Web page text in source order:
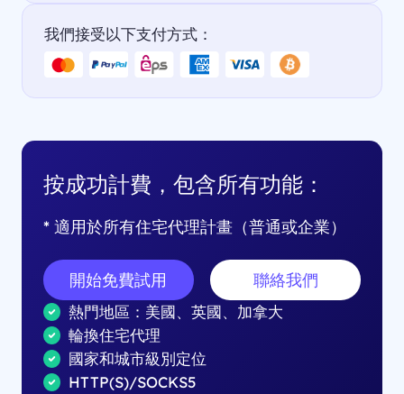
我們接受以下支付方式：
按成功計費，包含所有功能：
* 適用於所有住宅代理計畫（普通或企業）
開始免費試用 聯絡我們
熱門地區：美國、英國、加拿大
輪換住宅代理
國家和城市級別定位
HTTP(S)/SOCKS5